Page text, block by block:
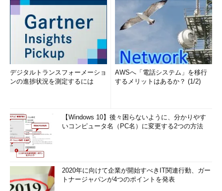
デジタルトランスフォーメーショ
ンの進捗状況を測定するには
AWSへ「電話システム」を移行
するメリットはあるか？ (1/2)
【Windows 10】後々困らないように、分かりやす
いコンピュータ名（PC名）に変更する2つの方法
2020年に向けて企業が開始すべきIT関連行動、ガー
トナージャパンが4つのポイントを発表